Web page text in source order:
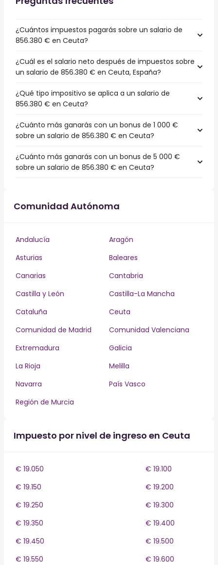
¿Cuántos impuestos pagarás sobre un salario de
856.380 € en Ceuta?
¿Cuál es el salario neto después de impuestos sobre
un salario de 856.380 € en Ceuta, España?
¿Qué tipo impositivo se aplica a un salario de
856.380 € en Ceuta?
¿Cuánto más ganarás con un bonus de 1 000 €
sobre un salario de 856.380 € en Ceuta?
¿Cuánto más ganarás con un bonus de 5 000 €
sobre un salario de 856.380 € en Ceuta?
Comunidad Autónoma
Andalucía
Aragón
Asturias
Baleares
Canarias
Cantabria
Castilla y León
Castilla-La Mancha
Cataluña
Ceuta
Comunidad de Madrid
Comunidad Valenciana
Extremadura
Galicia
La Rioja
Melilla
Navarra
País Vasco
Región de Murcia
Impuesto por nivel de ingreso en Ceuta
€ 19.050
€ 19.100
€ 19.150
€ 19.200
€ 19.250
€ 19.300
€ 19.350
€ 19.400
€ 19.450
€ 19.500
€ 19.550
€ 19.600